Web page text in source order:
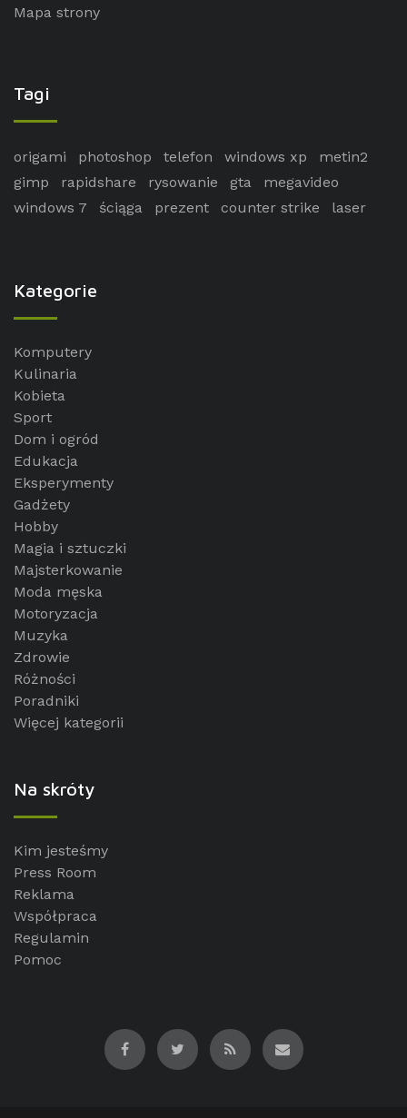
Mapa strony
Tagi
origami photoshop telefon windows xp
metin2
gimp
rapidshare rysowanie gta
megavideo
windows 7
ściąga prezent counter strike laser
Kategorie
Komputery
Kulinaria
Kobieta
Sport
Dom i ogród
Edukacja
Eksperymenty
Gadżety
Hobby
Magia i sztuczki
Majsterkowanie
Moda męska
Motoryzacja
Muzyka
Zdrowie
Różności
Poradniki
Więcej kategorii
Na skróty
Kim jesteśmy
Press Room
Reklama
Współpraca
Regulamin
Pomoc